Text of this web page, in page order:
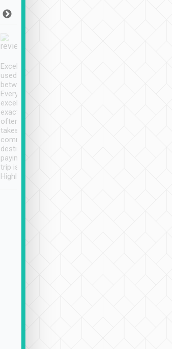
Excellent service. We have
used Tripool to travel
between cities in Taiwan.
Every driver has been
excellent and arrives
exactly on time. As there is
often limited English it
takes the difficulty out of
communicating the
destination details and
paying online prior to the
trip is very convenient.
Highly recommended